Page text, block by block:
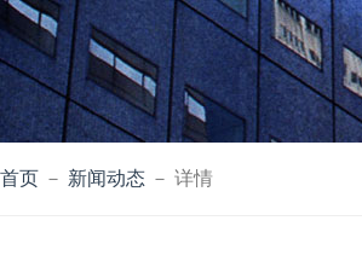
首页 － 新闻动态 － 详情